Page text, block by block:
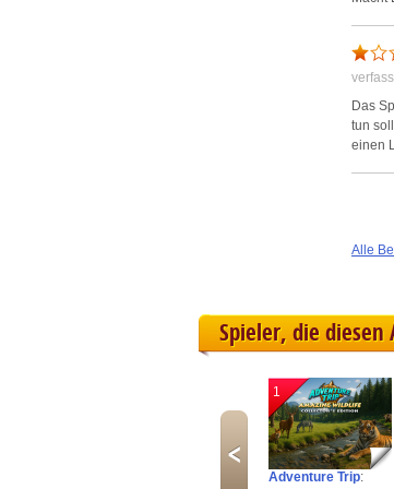
Das
tun
einen
Alle
Spieler, die
1
Adventure Trip: